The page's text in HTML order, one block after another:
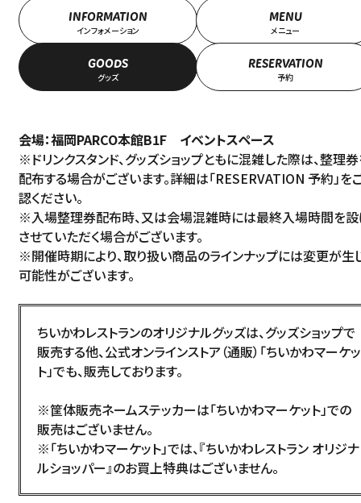
INFORMATION
インフォメーション
MENU
メニュー
GOODS
グッズ
RESERVATION
予約
会場：福岡PARCO本館B1F イベントスペース
※ドリンクスタンド、グッズショップともに混雑した際は、整理
配布する場合がございます。詳細は「RESERVATION 予約」を
認ください。
※入場整理券配布時、又は会場混雑時には最終入場時間を
させていただく場合がございます。
※開催時期により、取り扱い商品のラインナップには変更が生
可能性がございます。
ちいかわレストランのオリジナルグッズは、グッズショップで
販売する他、公式オンラインストア（通販）「ちいかわマーケッ
ト」でも、販売しております。
※筐体販売ネームステッカーは「ちいかわマーケット」での
販売はございません。
※「ちいかわマーケット」では、『ちいかわレストラン オリジナ
ルショッパー』のお買上特典はございません。